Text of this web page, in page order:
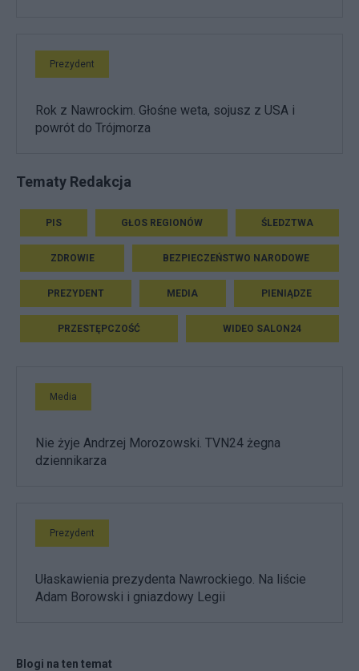
Prezydent
Rok z Nawrockim. Głośne weta, sojusz z USA i
powrót do Trójmorza
Tematy Redakcja
PIS GŁOS REGIONÓW ŚLEDZTWA
ZDROWIE BEZPIECZEŃSTWO NARODOWE
PREZYDENT MEDIA PIENIĄDZE
PRZESTĘPCZOŚĆ WIDEO SALON24
Media
Nie żyje Andrzej Morozowski. TVN24 żegna
dziennikarza
Prezydent
Ułaskawienia prezydenta Nawrockiego. Na liście
Adam Borowski i gniazdowy Legii
Blogi na ten temat